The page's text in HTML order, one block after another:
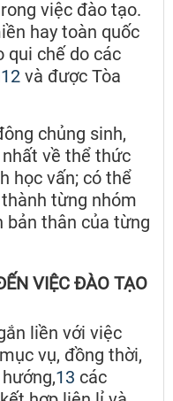
việc đào tạo.
hay toàn quốc
qui chế do các
12 và được Tòa
chủng sinh,
về thể thức
học vấn; có thể
từng nhóm
bản thân của từng
VIỆC ĐÀO TẠO
liền với việc
vụ, đồng thời,
13 các